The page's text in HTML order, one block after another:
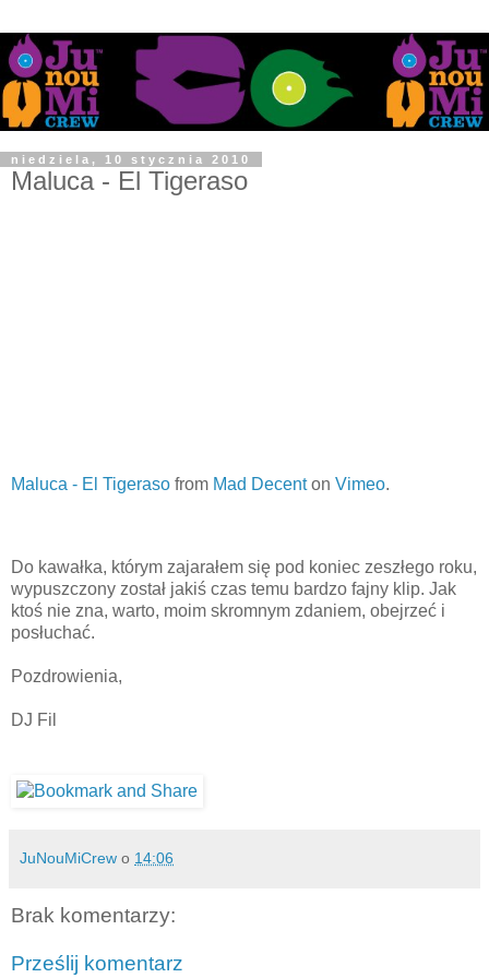
niedziela, 10 stycznia 2010
Maluca - El Tigeraso
Maluca - El Tigeraso from Mad Decenton Vimeo.
Do kawałka, którym zajarałem się pod koniec zeszłego roku,
wypuszczony został jakiś czas temu bardzo fajny klip. Jak
ktoś nie zna, warto, moim skromnym zdaniem, obejrzeć i
posłuchać.
Pozdrowienia,
DJ Fil
JuNouMiCrew o 14:06
Brak komentarzy:
Prześlij komentarz